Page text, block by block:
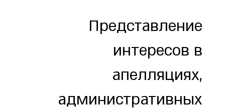
Представление
интересов в
апелляциях,
административных